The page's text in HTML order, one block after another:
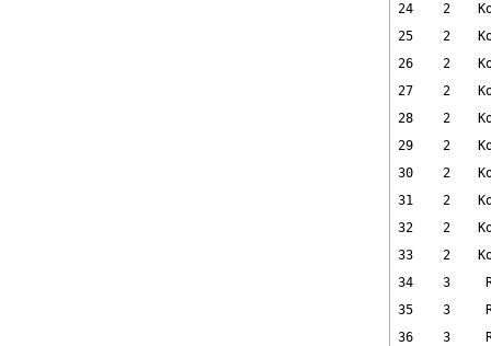
24
2
25
2
26
2
27
2
28
2
29
2
30
2
31
2
32
2
33
2
34
3
35
3
36
3